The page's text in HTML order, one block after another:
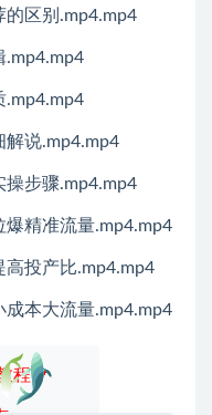
区别.mp4.mp4
.mp4.mp4
.mp4.mp4
解说.mp4.mp4
步骤.mp4.mp4
精准流量.mp4.mp4
投产比.mp4.mp4
本大流量.mp4.mp4
程💖